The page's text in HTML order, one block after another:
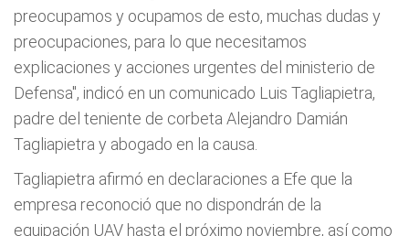
preocupamos y ocupamos de esto, muchas dudas y
preocupaciones, para lo que necesitamos
explicaciones y acciones urgentes del ministerio de
Defensa", indicó en un comunicado Luis Tagliapietra,
padre del teniente de corbeta Alejandro Damián
Tagliapietra y abogado en la causa.
Tagliapietra afirmó en declaraciones a Efe que la
empresa reconoció que no dispondrán de la
equipación UAV hasta el próximo noviembre, así como